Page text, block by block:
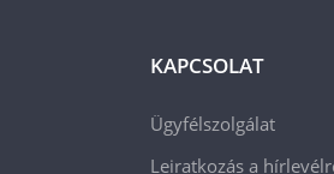
KAPCSOLAT
Ügyfélszolgálat
Leiratkozás a